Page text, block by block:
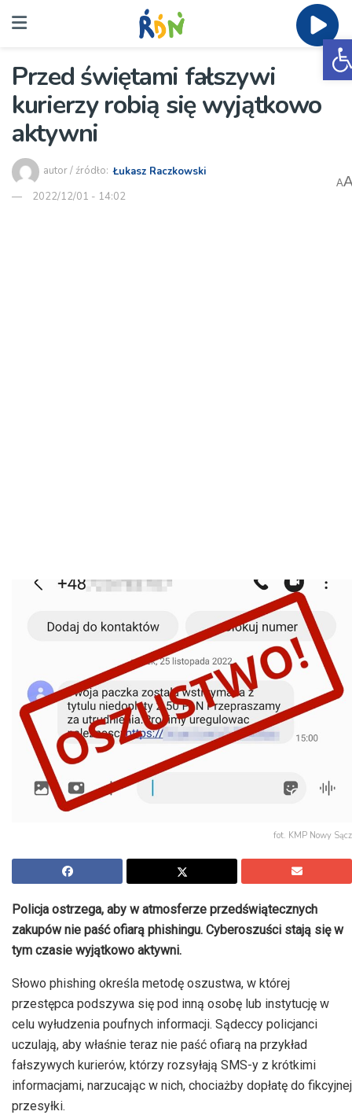
Przed świętami fałszywi
kurierzy robią się wyjątkowo
aktywni
autor / źródło: Łukasz Raczkowski
2022/12/01 - 14:02
A
fot. KMP Nowy Sącz
Policja ostrzega, aby w atmosferze przedświątecznych
zakupów nie paść ofiarą phishingu. Cyberoszuści stają się w
tym czasie wyjątkowo aktywni.
Słowo phishing określa metodę oszustwa, w której
przestępca podszywa się pod inną osobę lub instytucję w
celu wyłudzenia poufnych informacji. Sądeccy policjanci
uczulają, aby właśnie teraz nie paść ofiarą na przykład
fałszywych kurierów, którzy rozsyłają SMS-y z krótkimi
informacjami, narzucając w nich, chociażby dopłatę do fikcyjnej
przesyłki.